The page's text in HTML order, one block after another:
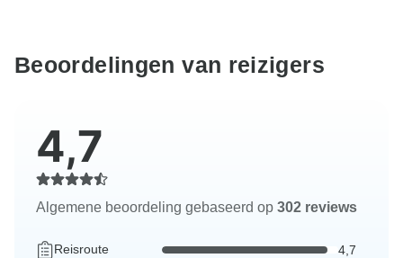
Beoordelingen van reizigers
4,7
Algemene beoordeling gebaseerd op 302 reviews
Reisroute 4,7